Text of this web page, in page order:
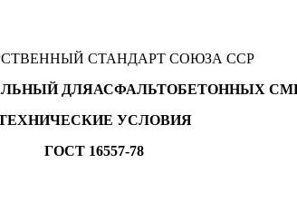
СТАНДАРТ СОЮЗА ССР
ДЛЯАСФАЛЬТОБЕТОННЫХ
УСЛОВИЯ
ГОСТ 16557-78